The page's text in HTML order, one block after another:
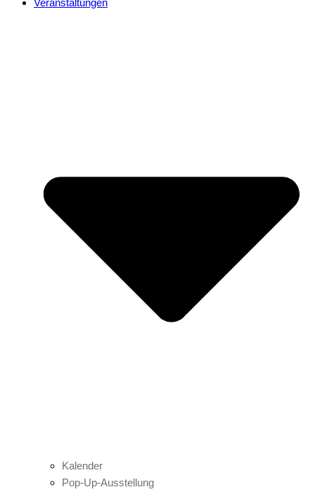
Veranstaltungen
Kalender
Pop-Up-Ausstellung